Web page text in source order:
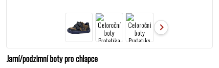
Jarní/podzimní boty pro chlapce